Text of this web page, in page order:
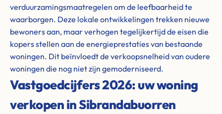
verduurzamingsmaatregelen om de leefbaarheid te
waarborgen. Deze lokale ontwikkelingen trekken nieuwe
bewoners aan, maar verhogen tegelijkertijd de eisen die
kopers stellen aan de energieprestaties van bestaande
woningen. Dit beïnvloedt de verkoopsnelheid van oudere
woningen die nog niet zijn gemoderniseerd.
Vastgoedcijfers 2026: uw woning
verkopen in Sibrandabuorren